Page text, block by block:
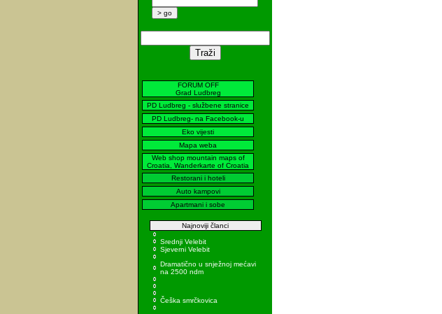
FORUM OFF
Grad Ludbreg
PD Ludbreg - službene stranice
PD Ludbreg- na Facebook-u
Eko vijesti
Mapa weba
Web shop mountain maps of
Croatia, Wanderkarte of Croatia
Restorani i hoteli
Auto kampovi
Apartmani i sobe
Najnoviji članci
Srednji Velebit
Sjeverni Velebit
Dramatično u snježnoj mećavi
na 2500 ndm
Češka smrčkovica